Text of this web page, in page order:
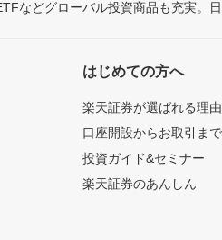
などグローバル投資商品も充実。
はじめての方へ
楽天証券が選ばれる理由
口座開設からお取引ま
投資ガイド&セミナー
楽天証券のあんしん